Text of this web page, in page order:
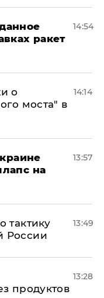
ракет
14:54
о
моста" в
14:14
на
13:57
тактику
России
13:49
продуктов
13:28